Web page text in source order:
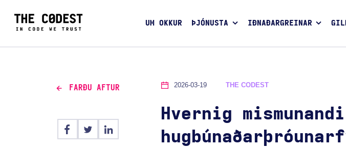
UM OKKUR ÞJÓNUSTA IÐNAÐARGREINAR
FARÐU AFTUR 2026-03-19 THE CODEST
Hvernig mismunandi